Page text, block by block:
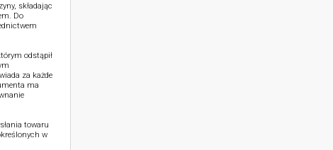
składając
Do
odstąpił
za każde
ma
towaru
w